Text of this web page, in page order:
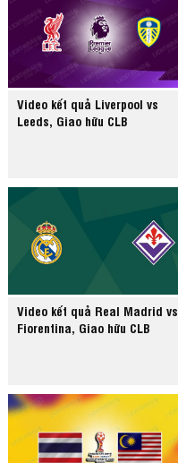
Video kết quả Liverpool vs
Leeds, Giao hữu CLB
Video kết quả Real Madrid vs
Fiorentina, Giao hữu CLB